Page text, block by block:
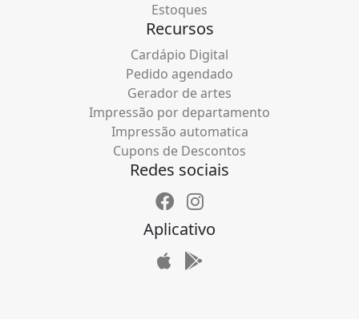
Estoques
Recursos
Cardápio Digital
Pedido agendado
Gerador de artes
Impressão por departamento
Impressão automatica
Cupons de Descontos
Redes sociais
Aplicativo